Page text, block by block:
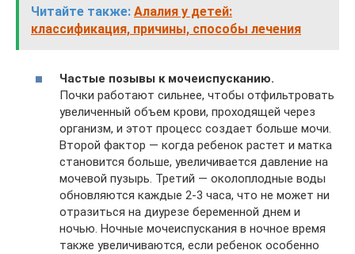
Читайте также: Алалия у детей:
классификация, причины, способы лечения
Частые позывы к мочеиспусканию.
Почки работают сильнее, чтобы отфильтровать
увеличенный объем крови, проходящей через
организм, и этот процесс создает больше мочи.
Второй фактор — когда ребенок растет и матка
становится больше, увеличивается давление на
мочевой пузырь. Третий — околоплодные воды
обновляются каждые 2-3 часа, что не может ни
отразиться на диурезе беременной днем ​​и
ночью. Ночные мочеиспускания в ночное время
также увеличиваются, если ребенок особенно